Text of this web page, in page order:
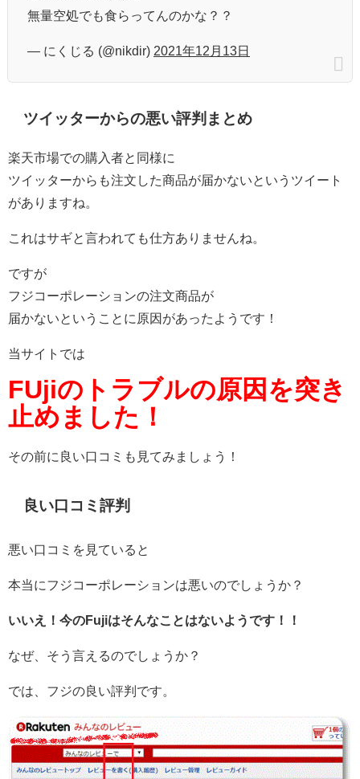
無量空処でも食らってんのかな？？
— にくじる (@nikdir) 2021年12月13日
ツイッターからの悪い評判まとめ
楽天市場での購入者と同様に
ツイッターからも注文した商品が届かないというツイート
がありますね。
これはサギと言われても仕方ありませんね。
ですが
フジコーポレーションの注文商品が
届かないということに原因があったようです！
当サイトでは
FUjiのトラブルの原因を突き
止めました！
その前に良い口コミも見てみましょう！
良い口コミ評判
悪い口コミを見ていると
本当にフジコーポレーションは悪いのでしょうか？
いいえ！今のFujiはそんなことはないようです！！
なぜ、そう言えるのでしょうか？
では、フジの良い評判です。